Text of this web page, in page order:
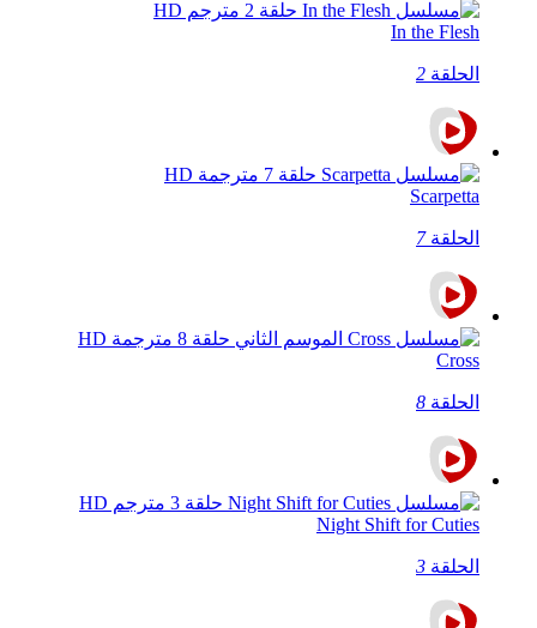
In the Flesh
الحلقة 2
Scarpetta
الحلقة7
Cross
الحلقة 8
Night Shift for Cuties
الحلقة 3